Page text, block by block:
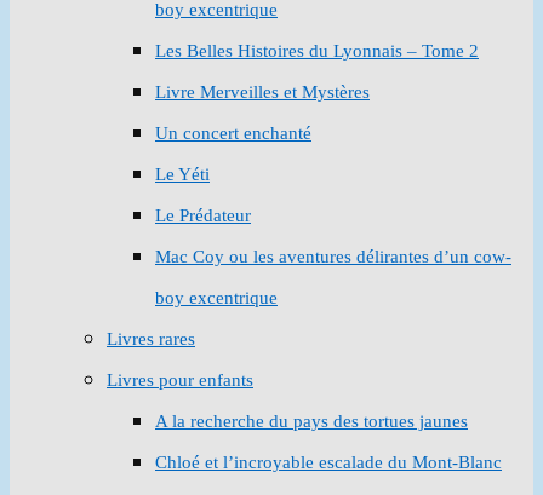
boy excentrique
Les Belles Histoires du Lyonnais – Tome 2
Livre Merveilles et Mystères
Un concert enchanté
Le Yéti
Le Prédateur
Mac Coy ou les aventures délirantes d’un cow-
boy excentrique
Livres rares
Livres pour enfants
A la recherche du pays des tortues jaunes
Chloé et l’incroyable escalade du Mont-Blanc